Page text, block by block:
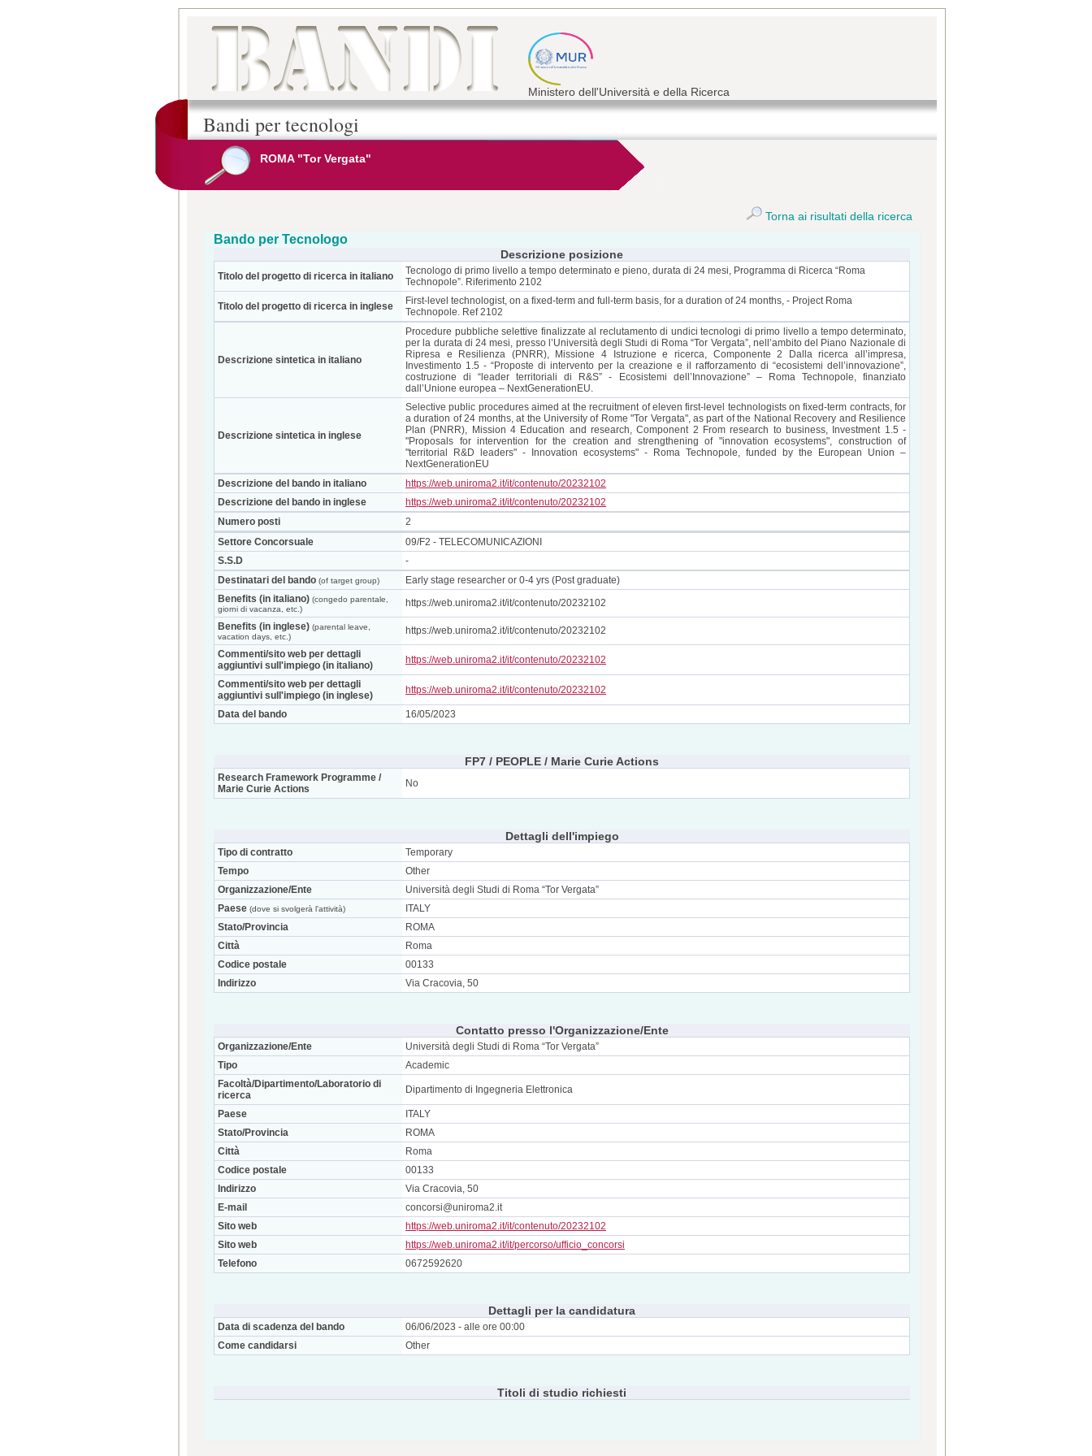
Ministero dell'Università e della Ricerca
Bandi per tecnologi
ROMA "Tor Vergata"
Torna ai risultati della ricerca
Bando per Tecnologo
Descrizione posizione
Titolo del progetto di ricerca in italiano
Tecnologo di primo livello a tempo determinato e pieno, durata di 24 mesi, Programma di Ricerca “Roma
Technopole”. Riferimento 2102
Titolo del progetto di ricerca in inglese
First-level technologist, on a fixed-term and full-term basis, for a duration of 24 months, - Project Roma
Technopole. Ref 2102
Descrizione sintetica in italiano
Procedure pubbliche selettive finalizzate al reclutamento di undici tecnologi di primo livello a tempo determinato,
per la durata di 24 mesi, presso l’Università degli Studi di Roma “Tor Vergata”, nell’ambito del Piano Nazionale di
Ripresa e Resilienza (PNRR), Missione 4 Istruzione e ricerca, Componente 2 Dalla ricerca all’impresa,
Investimento 1.5 - “Proposte di intervento per la creazione e il rafforzamento di “ecosistemi dell’innovazione”,
costruzione di “leader territoriali di R&S” - Ecosistemi dell’Innovazione” – Roma Technopole, finanziato
dall’Unione europea – NextGenerationEU.
Descrizione sintetica in inglese
Selective public procedures aimed at the recruitment of eleven first-level technologists on fixed-term contracts, for
a duration of 24 months, at the University of Rome "Tor Vergata", as part of the National Recovery and Resilience
Plan (PNRR), Mission 4 Education and research, Component 2 From research to business, Investment 1.5 -
"Proposals for intervention for the creation and strengthening of "innovation ecosystems", construction of
"territorial R&D leaders" - Innovation ecosystems" - Roma Technopole, funded by the European Union –
NextGenerationEU
Descrizione del bando in italiano
https://web.uniroma2.it/it/contenuto/20232102
Descrizione del bando in inglese
https://web.uniroma2.it/it/contenuto/20232102
Numero posti
2
Settore Concorsuale
09/F2 - TELECOMUNICAZIONI
S.S.D
-
Destinatari del bando (of target group)
Early stage researcher or 0-4 yrs (Post graduate)
Benefits (in italiano) (congedo parentale,
giorni di vacanza, etc.)
https://web.uniroma2.it/it/contenuto/20232102
Benefits (in inglese) (parental leave,
vacation days, etc.)
https://web.uniroma2.it/it/contenuto/20232102
Commenti/sito web per dettagli
aggiuntivi sull'impiego (in italiano)
https://web.uniroma2.it/it/contenuto/20232102
Commenti/sito web per dettagli
aggiuntivi sull'impiego (in inglese)
https://web.uniroma2.it/it/contenuto/20232102
Data del bando 16/05/2023
FP7 / PEOPLE / Marie Curie Actions
Research Framework Programme /
Marie Curie Actions
No
Dettagli dell'impiego
Tipo di contratto
Temporary
Tempo
Other
Organizzazione/Ente
Università degli Studi di Roma “Tor Vergata”
Paese (dove si svolgerà l'attività)
ITALY
Stato/Provincia
ROMA
Città
Roma
Codice postale
00133
Indirizzo
Via Cracovia, 50
Contatto presso l'Organizzazione/Ente
Organizzazione/Ente
Università degli Studi di Roma “Tor Vergata”
Tipo
Academic
Facoltà/Dipartimento/Laboratorio di
ricerca
Dipartimento di Ingegneria Elettronica
Paese
ITALY
Stato/Provincia
ROMA
Città
Roma
Codice postale
00133
Indirizzo
Via Cracovia, 50
E-mail
concorsi@uniroma2.it
Sito web
https://web.uniroma2.it/it/contenuto/20232102
Sito web
https://web.uniroma2.it/it/percorso/ufficio_concorsi
Telefono
0672592620
Dettagli per la candidatura
Data di scadenza del bando
06/06/2023 - alle ore 00:00
Come candidarsi
Other
Titoli di studio richiesti